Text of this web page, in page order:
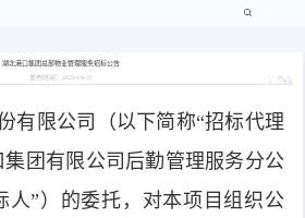
湖北港口集团总部物业管理服务招标公告
发布时间：2026-04-21
有限公司（以下简称“招标代理
团有限公司后勤管理服务分公
人”）的委托，对本项目组织公